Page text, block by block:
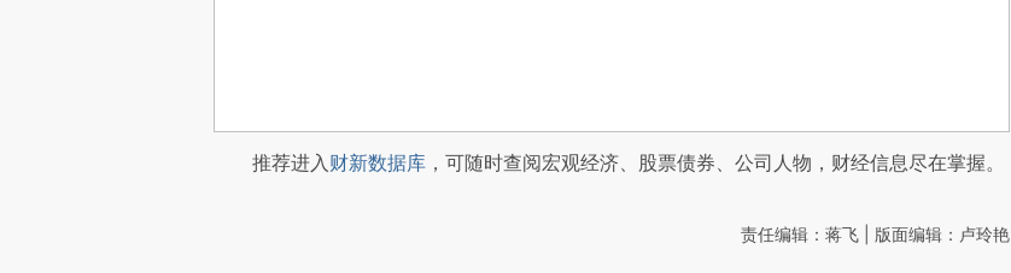
推荐进入财新数据库 ，可随时查阅宏观经济、股票债券、公司人物，财经信息尽在掌握。
责任编辑：蒋飞 | 版面编辑：卢玲艳